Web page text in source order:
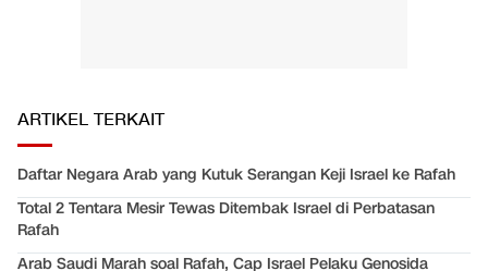
ARTIKEL TERKAIT
Daftar Negara Arab yang Kutuk Serangan Keji Israel ke Rafah
Total 2 Tentara Mesir Tewas Ditembak Israel di Perbatasan
Rafah
Arab Saudi Marah soal Rafah, Cap Israel Pelaku Genosida